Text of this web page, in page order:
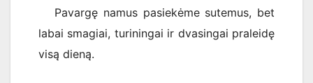
Pavargę namus pasiekėme sutemus, bet
labai smagiai, turiningai ir dvasingai praleidę
visą dieną.